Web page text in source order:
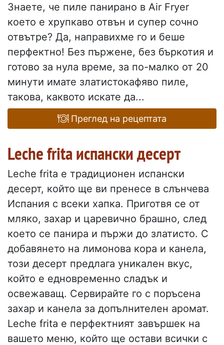
Знаете, че пиле панирано в Air Fryer
което е хрупкаво отвън и супер сочно
отвътре? Да, направихме го и беше
перфектно! Без пържене, без бъркотия и
готово за нула време, за по-малко от 20
минути имате златистокафяво пиле,
такова, каквото искате да...
Преглед на рецептата
Leche frita испански десерт
Leche frita е традиционен испански
десерт, който ще ви пренесе в слънчева
Испания с всеки хапка. Приготвя се от
мляко, захар и царевично брашно, след
което се панира и пържи до златисто. С
добавянето на лимонова кора и канела,
този десерт предлага уникален вкус,
който е едновременно сладък и
освежаващ. Сервирайте го с поръсена
захар и канела за допълнителен аромат.
Leche frita е перфектният завършек на
вашето меню, който ще остави всички с